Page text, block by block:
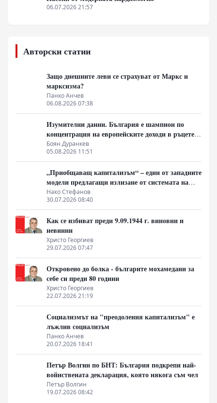
06.07.2026 21:57
Авторски статии
Защо днешните леви се страхуват от Маркс и
марксизма?
Панко Анчев
06.08.2026 07:38
Изумителни данни. България е шампион по
концентрация на европейските доходи в ръцете
на най-богатия 1%, надминава и САЩ
Боян Дуранкев
05.08.2026 11:51
„Приобщаващ капитализъм“ – един от западните
модели предлагащи излизане от системата на
неолиберализма
Нако Стефанов
30.07.2026 08:40
Как се избиват преди 9.09.1944 г. виновни и
невинни
Христо Георгиев
29.07.2026 07:47
Откровено до болка - българите мохамедани за
себе си преди 80 години
Христо Георгиев
22.07.2026 21:19
Социализмът на "преодоления капитализъм" е
лъжлив социализъм
Панко Анчев
20.07.2026 18:41
Петър Волгин по БНТ: България подкрепи най-
войнствената декларация, която някога съм чел
Петър Волгин
19.07.2026 08:42